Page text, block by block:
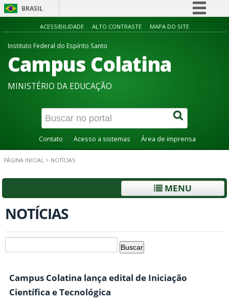
BRASIL
Simplifique!
Acesso à informação
Canais
ACESSIBILIDADE ALTO CONTRASTE MAPA DO SITE
Instituto Federal do Espírito Santo
Campus Colatina
MINISTÉRIO DA EDUCAÇÃO
Contato Acesso a sistemas Área de imprensa
PÁGINA INICIAL > NOTÍCIAS
MENU
NOTÍCIAS
Campus Colatina lança edital de Iniciação
Científica e Tecnológica